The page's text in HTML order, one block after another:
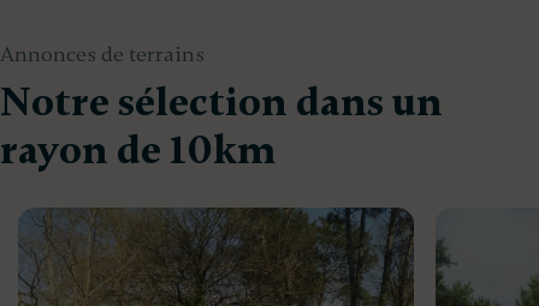
Annonces de terrains
Notre sélection dans un
rayon de 10km